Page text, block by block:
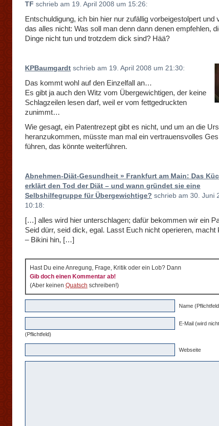
TF schrieb am 19. April 2008 um 15:26:
Entschuldigung, ich bin hier nur zufällig vorbeigestolpert und
das alles nicht: Was soll man denn dann denen empfehlen,
Dinge nicht tun und trotzdem dick sind? Hää?
KPBaumgardt schrieb am 19. April 2008 um 21:30:
Das kommt wohl auf den Einzelfall an…
Es gibt ja auch den Witz vom Übergewichtigen, der keine
Schlagzeilen lesen darf, weil er vom fettgedruckten
zunimmt…
Wie gesagt, ein Patentrezept gibt es nicht, und um an die
heranzukommen, müsste man mal ein vertrauensvolles
führen, das könnte weiterführen.
Abnehmen-Diät-Gesundheit » Frankfurt am Main: Das
erklärt den Tod der Diät – und wann gründet sie eine
Selbshilfegruppe für Übergewichtige? schrieb am 30. Juni
10:18:
[…] alles wird hier unterschlagen; dafür bekommen wir ein
Seid dürr, seid dick, egal. Lasst Euch nicht operieren, macht
– Bikini hin, […]
Hast Du eine Anregung, Frage, Kritik oder ein Lob? Dann
Gib doch einen Kommentar ab!
(Aber keinen Quatsch schreiben!)
Name
E-Mail (wird
(Pflichtfeld)
Webseite